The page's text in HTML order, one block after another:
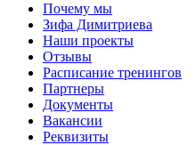
Почему мы
Зифа Димитриева
Наши проекты
Отзывы
Расписание тренингов
Партнеры
Документы
Вакансии
Реквизиты